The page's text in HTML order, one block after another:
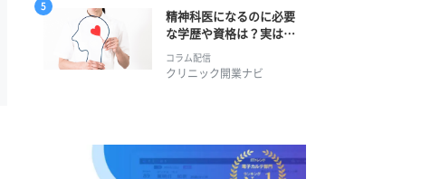
精神科医になるのに必要
な学歴や資格は？実は学
士編入学からでも目指せ
る！
コラム配信
クリニック開業ナビ